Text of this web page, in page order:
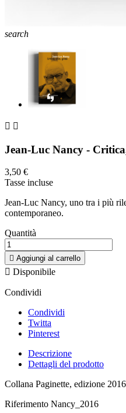
search
 
Jean-Luc Nancy -
3,50 €
Tasse incluse
Jean-Luc Nancy, uno tra i più
contemporaneo.
Quantità
 Aggiungi al carrello
 Disponibile
Condividi
Condividi
Twitta
Pinterest
Descrizione
Dettagli del prodotto
Collana Paginette, edizione
Riferimento Nancy_2016